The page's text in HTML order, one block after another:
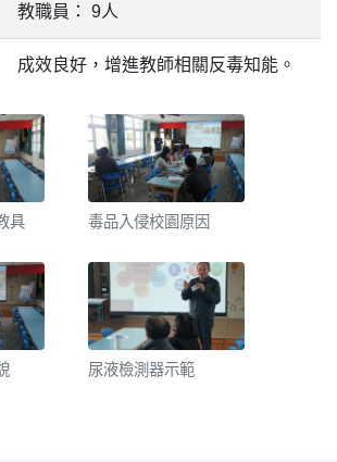
教職員： 9人
成效良好，增進教師相關反毒知能。
具 毒品入侵校園原因
尿液檢測器示範